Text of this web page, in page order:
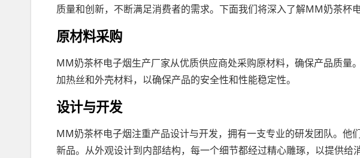
质量和创新，不断满足消费者的需求。下面我们将深入了解MM奶茶杯
原材料采购
MM奶茶杯电子烟生产厂家从优质供应商处采购原材料，确保产品质量
加热丝和外壳材料，以确保产品的安全性和性能稳定性。
设计与开发
MM奶茶杯电子烟注重产品设计与开发，拥有一支专业的研发团队。他
新品。从外观设计到内部结构，每一个细节都经过精心雕琢，以提供给